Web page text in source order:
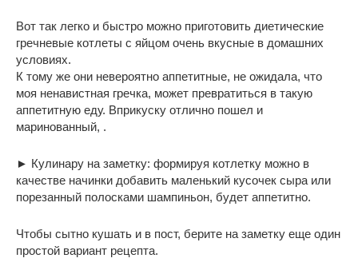
Вот так легко и быстро можно приготовить диетические
гречневые котлеты с яйцом очень вкусные в домашних
условиях.
К тому же они невероятно аппетитные, не ожидала, что
моя ненавистная гречка, может превратиться в такую
аппетитную еду. Вприкуску отлично пошел и
маринованный, .
► Кулинару на заметку: формируя котлетку можно в
качестве начинки добавить маленький кусочек сыра или
порезанный полосками шампиньон, будет аппетитно.
Чтобы сытно кушать и в пост, берите на заметку еще один
простой вариант рецепта.